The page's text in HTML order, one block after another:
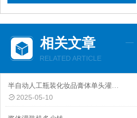
相关文章
RELATED ARTICLE
半自动人工瓶装化妆品膏体单头灌装机1-500毫升
2025-05-10